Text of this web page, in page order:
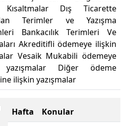
Dış Ticarette
Terimler ve Yazışma
Bankacılık Terimleri Ve
Akreditifli ödemeye ilişkin
Vesaik Mukabili ödemeye
Diğer ödeme
ilişkin yazışmalar
Hafta
Konular